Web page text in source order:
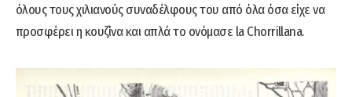
όλους τους χιλιανούς συναδέλφους του από όλα όσα είχε να
προσφέρει η κουζίνα και απλά το ονόμασε la Chorrillana.